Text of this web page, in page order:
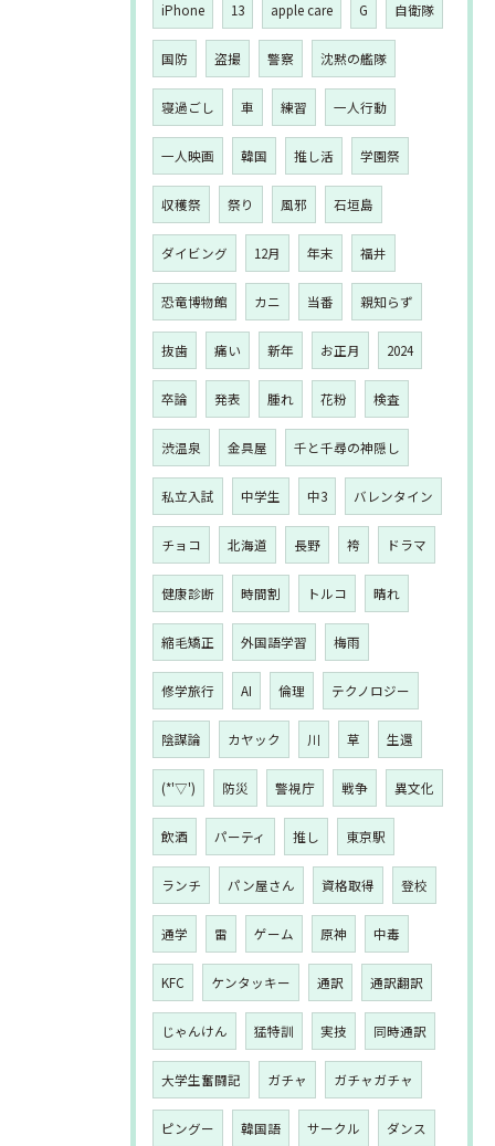
iPhone 13 apple care G 自衛隊
国防 盗撮 警察 沈黙の艦隊
寝過ごし 車 練習 一人行動
一人映画 韓国 推し活 学園祭
収穫祭 祭り 風邪 石垣島
ダイビング 12月 年末 福井
恐竜博物館 カニ 当番 親知らず
抜歯 痛い 新年 お正月 2024
卒論 発表 腫れ 花粉 検査
渋温泉 金具屋 千と千尋の神隠し
私立入試 中学生 中3 バレンタイン
チョコ 北海道 長野 袴 ドラマ
健康診断 時間割 トルコ 晴れ
縮毛矯正 外国語学習 梅雨
修学旅行 AI 倫理 テクノロジー
陰謀論 カヤック 川 草 生還
(*'▽') 防災 警視庁 戦争 異文化
飲酒 パーティ 推し 東京駅
ランチ パン屋さん 資格取得 登校
通学 雷 ゲーム 原神 中毒
KFC ケンタッキー 通訳 通訳翻訳
じゃんけん 猛特訓 実技 同時通訳
大学生奮闘記 ガチャ ガチャガチャ
ピングー 韓国語 サークル ダンス